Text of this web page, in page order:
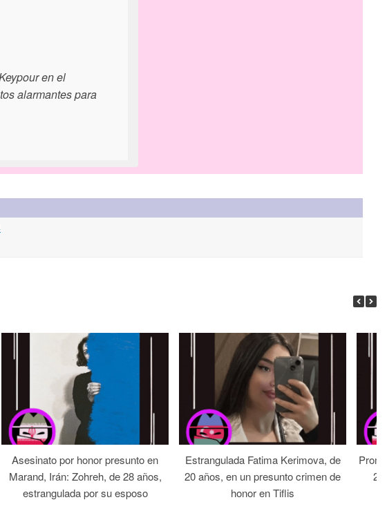
en el
alarmantes para
Asesinato por honor presunto en
Marand, Irán: Zohreh, de 28 años,
estrangulada por su esposo
Estrangulada Fatima Kerimova, de
20 años, en un presunto crimen de
honor en Tiflis
22